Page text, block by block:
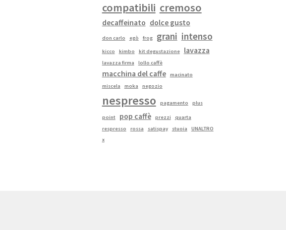
compatibili cremoso
decaffeinato dolce gusto
don carlo egò frog grani intenso
kicco kimbo kit degustazione lavazza
lavazza firma lollo caffè
macchina del caffe
macinato
miscela
moka negozio
nespresso pagamento plus
point pop caffè prezzi
quarta
respresso
rossa satispay stuoia
UNALTRO
x